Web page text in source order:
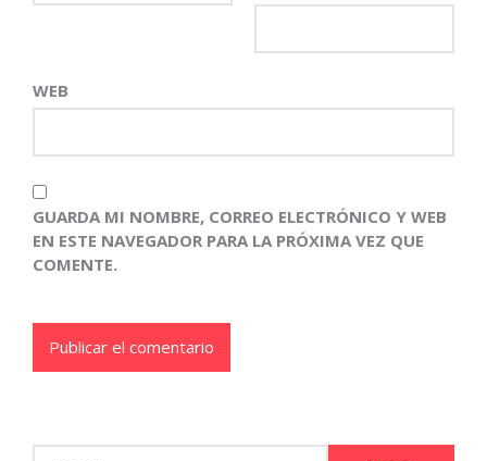
WEB
GUARDA MI NOMBRE, CORREO ELECTRÓNICO Y WEB
EN ESTE NAVEGADOR PARA LA PRÓXIMA VEZ QUE
COMENTE.